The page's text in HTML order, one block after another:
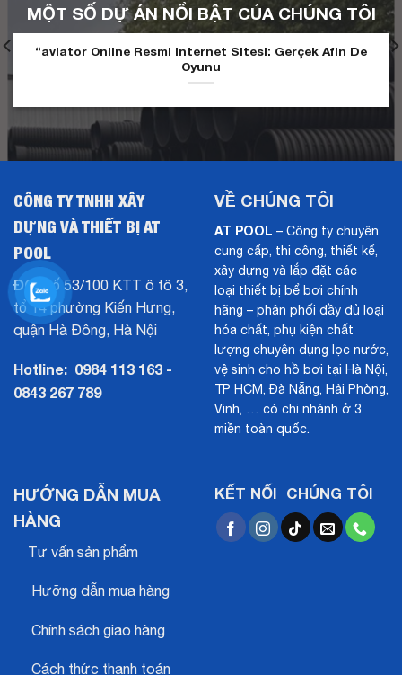
MỘT SỐ DỰ ÁN NỔI BẬT CỦA CHÚNG TÔI
“aviator Online Resmi Internet Sitesi: Gerçek Afin De
Oyunu
CÔNG TY TNHH XÂY
DỰNG VÀ THIẾT BỊ AT
POOL
ĐC:Số 53/100 KTT ô tô 3,
tổ 14 phường Kiến Hưng,
quận Hà Đông, Hà Nội
Hotline: 0984 113 163 -
0843 267 789
VỀ CHÚNG TÔI
AT POOL – Công ty chuyên
cung cấp, thi công, thiết kế,
xây dựng và lắp đặt các
loại thiết bị bể bơi chính
hãng – phân phối đầy đủ loại
hóa chất, phụ kiện chất
lượng chuyên dụng lọc nước,
vệ sinh cho hồ bơi tại Hà Nội,
TP HCM, Đà Nẵng, Hải Phòng,
Vinh, … có chi nhánh ở 3
miền toàn quốc.
HƯỚNG DẪN MUA
HÀNG
Tư vấn sản phẩm
Hưỡng dẫn mua hàng
Chính sách giao hàng
Cách thức thanh toán
KẾT NỐI CHÚNG TÔI